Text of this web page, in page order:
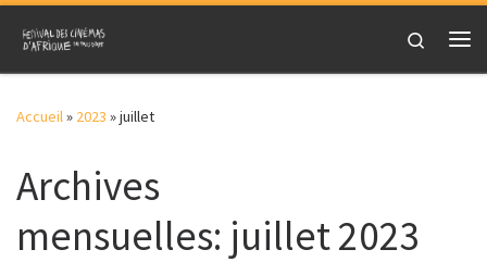
Skip to content
Search
Accueil» 2023 »juillet
Archives
mensuelles: juillet 2023